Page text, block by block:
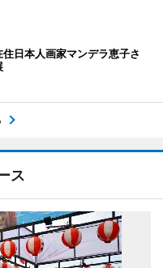
日本人画家マンデラ恵子さ
ス